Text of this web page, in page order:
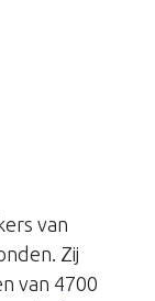
van
Zij
van 4700